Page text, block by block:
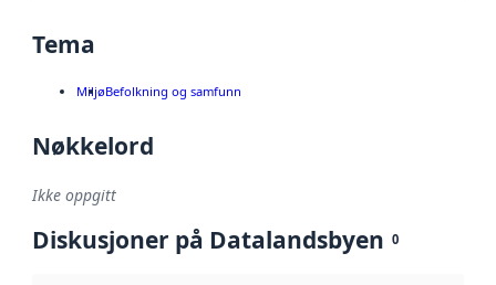
Tema
MiljøBefolkning og samfunn
Nøkkelord
Ikke oppgitt
Diskusjoner på Datalandsbyen 0